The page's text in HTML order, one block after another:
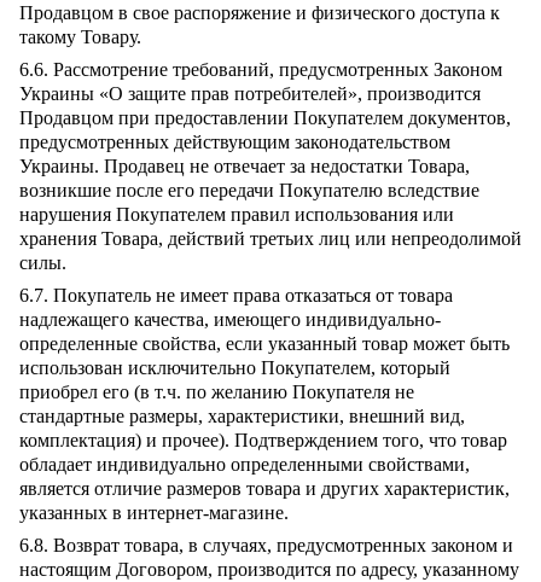
Продавцом в свое распоряжение и физического доступа к
такому Товару.
6.6. Рассмотрение требований, предусмотренных Законом
Украины «О защите прав потребителей», производится
Продавцом при предоставлении Покупателем документов,
предусмотренных действующим законодательством
Украины. Продавец не отвечает за недостатки Товара,
возникшие после его передачи Покупателю вследствие
нарушения Покупателем правил использования или
хранения Товара, действий третьих лиц или непреодолимой
силы.
6.7. Покупатель не имеет права отказаться от товара
надлежащего качества, имеющего индивидуально-
определенные свойства, если указанный товар может быть
использован исключительно Покупателем, который
приобрел его (в т.ч. по желанию Покупателя не
стандартные размеры, характеристики, внешний вид,
комплектация) и прочее). Подтверждением того, что товар
обладает индивидуально определенными свойствами,
является отличие размеров товара и других характеристик,
указанных в интернет-магазине.
6.8. Возврат товара, в случаях, предусмотренных законом и
настоящим Договором, производится по адресу, указанному